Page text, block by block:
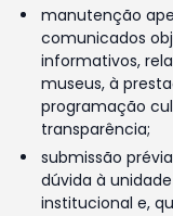
manutenção
comunicados
informativos,
museus, à
programação
transparência;
submissão
dúvida à
institucional e,